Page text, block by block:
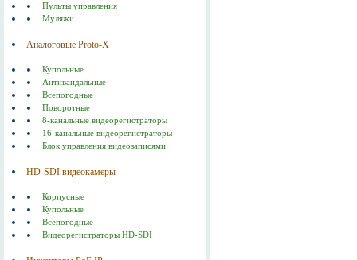
Пульты управления
Муляжи
Аналоговые Proto-X
Купольные
Антивандальные
Всепогодные
Поворотные
8-канальные видеорегистраторы
16-канальные видеорегистраторы
Блок управления видеозаписями
HD-SDI видеокамеры
Корпусные
Купольные
Всепогодные
Видеорегистраторы HD-SDI